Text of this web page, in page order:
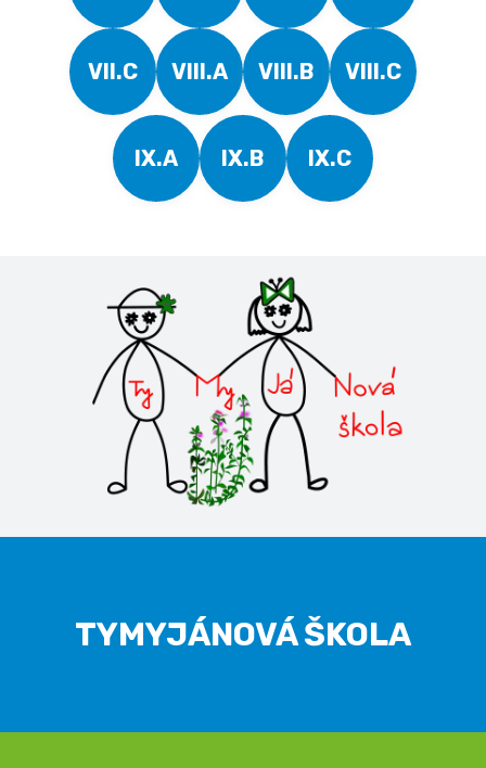
VII.C VIII.A VIII.B VIII.C
IX.A IX.B IX.C
TYMYJÁNOVÁ ŠKOLA